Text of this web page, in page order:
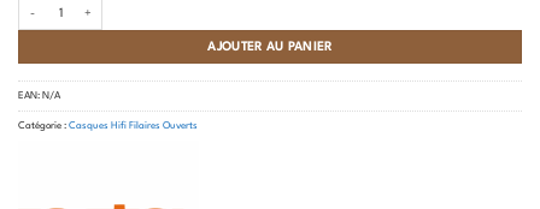
AJOUTER AU PANIER
EAN: N/A
Catégorie : Casques Hifi Filaires Ouverts